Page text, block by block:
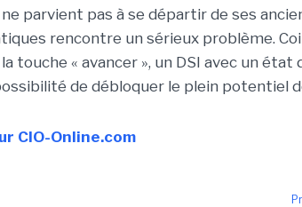
parvient pas à se départir de ses
rencontre un sérieux problème.
touche « avancer », un DSI avec un état
de débloquer le plein potentiel
CIO-Online.com